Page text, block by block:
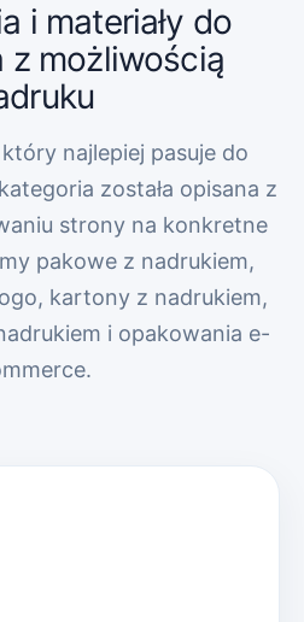
i materiały do
z możliwością
najlepiej pasuje do
została opisana z
strony na konkretne
pakowe z nadrukiem,
kartony z nadrukiem,
i opakowania e-